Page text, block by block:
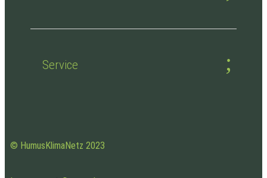
Service
© HumusKlimaNetz 2023